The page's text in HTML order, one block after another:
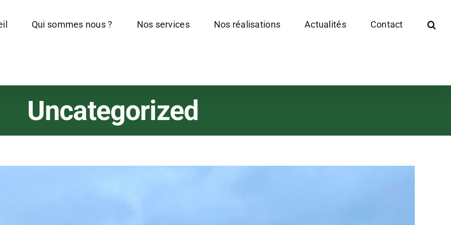
Qui sommes nous ? Nos services Nos réalisations Actualités Contact
Uncategorized